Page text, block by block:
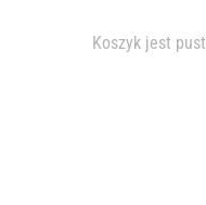
Koszyk jest